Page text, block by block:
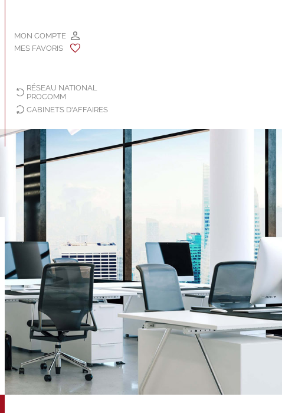
MON COMPTE
MES FAVORIS
RÉSEAU NATIONAL
PROCOMM
CABINETS D'AFFAIRES